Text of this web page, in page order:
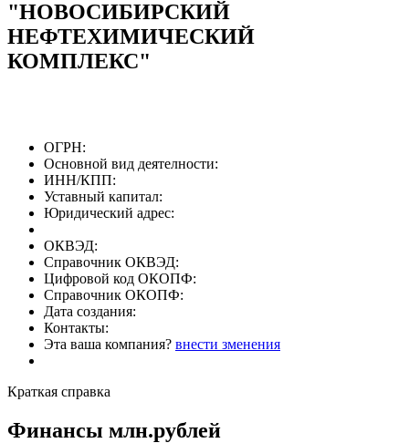
"НОВОСИБИРСКИЙ
НЕФТЕХИМИЧЕСКИЙ
КОМПЛЕКС"
ОГРН:
Основной вид деятелности:
ИНН/КПП:
Уставный капитал:
Юридический адрес:
ОКВЭД:
Справочник ОКВЭД:
Цифровой код ОКОПФ:
Справочник ОКОПФ:
Дата создания:
Контакты:
Эта ваша компания? внести зменения
Краткая справка
Финансы млн.рублей